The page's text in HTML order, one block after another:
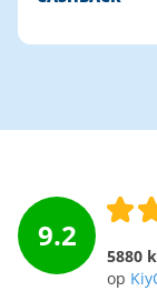
9.2
5880
op